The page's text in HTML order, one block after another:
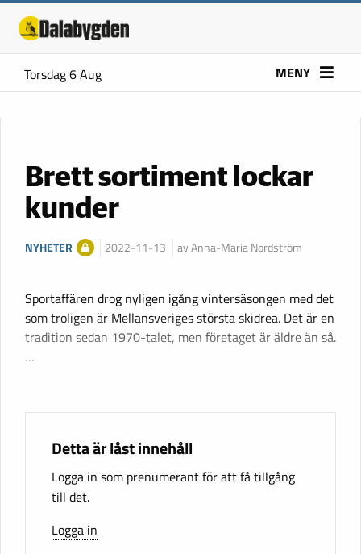
Torsdag 6 Aug MENY
Brett sortiment lockar
kunder
NYHETER 2022-11-13 av Anna-Maria Nordström
Sportaffären drog nyligen igång vintersäsongen med det
som troligen är Mellansveriges största skidrea. Det är en
tradition sedan 1970-talet, men företaget är äldre än så.
…
Detta är låst innehåll
Logga in som prenumerant för att få tillgång
till det.
Logga in